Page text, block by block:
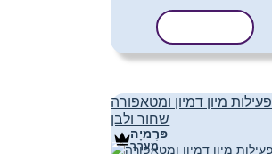
פעילות מיון דמיון ומטאפורה
שחור ולבן
פּרֶמיָה
מַעֲרָך